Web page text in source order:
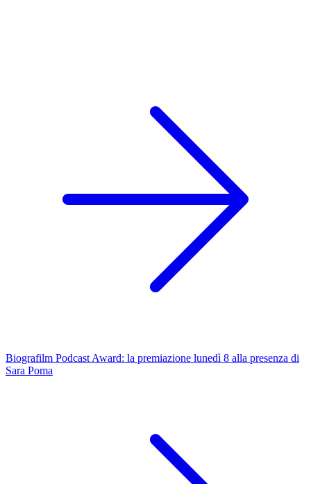
Biografilm Podcast Award: la premiazione lunedì 8 alla presenza di
Sara Poma